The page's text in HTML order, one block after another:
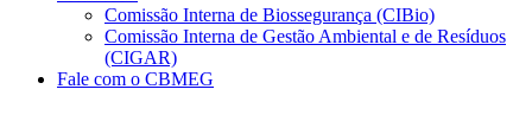
Comissão Interna de Biossegurança (CIBio)
Comissão Interna de Gestão Ambiental e de Resíduos
(CIGAR)
Fale com o CBMEG